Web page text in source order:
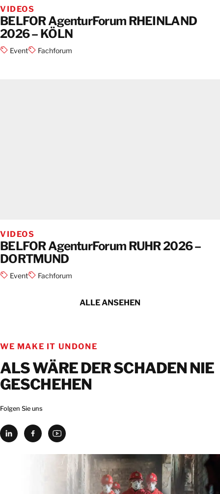
VIDEOS
BELFOR AgenturForum RHEINLAND
2026 – KÖLN
Event Fachforum
VIDEOS
BELFOR AgenturForum RUHR 2026 –
DORTMUND
Event Fachforum
ALLE ANSEHEN
WE MAKE IT UNDONE
ALS WÄRE DER SCHADEN NIE
GESCHEHEN
Folgen Sie uns